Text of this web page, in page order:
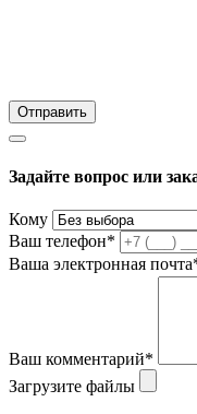
Задайте вопрос или
Кому
Ваш телефон*
Ваша электронная
Ваш комментарий*
Загрузите файлы